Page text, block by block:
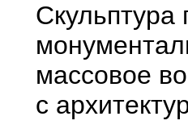
массовое
с